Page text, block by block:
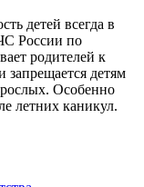
детей всегда в
России по
родителей к
запрещается детям
Особенно
летних каникул.